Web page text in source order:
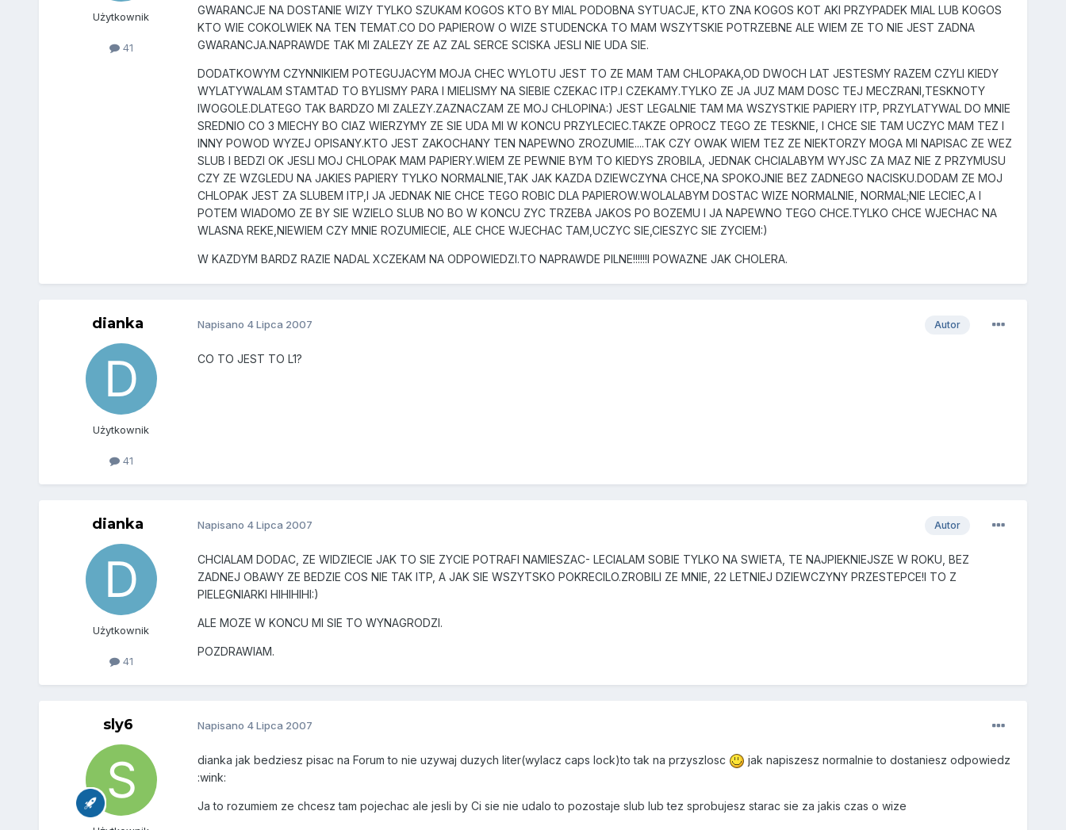
Użytkownik
41
GWARANCJE NA DOSTANIE WIZY TYLKO SZUKAM KOGOS KTO BY MIAL PODOBNA SYTUACJE, KTO ZNA KOGOS KOT AKI PRZYPADEK MIAL LUB KOGOS
KTO WIE COKOLWIEK NA TEN TEMAT.CO DO PAPIEROW O WIZE STUDENCKA TO MAM WSZYTSKIE POTRZEBNE ALE WIEM ZE TO NIE JEST ZADNA
GWARANCJA.NAPRAWDE TAK MI ZALEZY ZE AZ ZAL SERCE SCISKA JESLI NIE UDA SIE.
DODATKOWYM CZYNNIKIEM POTEGUJACYM MOJA CHEC WYLOTU JEST TO ZE MAM TAM CHLOPAKA,OD DWOCH LAT JESTESMY RAZEM CZYLI KIEDY
WYLATYWALAM STAMTAD TO BYLISMY PARA I MIELISMY NA SIEBIE CZEKAC ITP.I CZEKAMY.TYLKO ZE JA JUZ MAM DOSC TEJ MECZRANI,TESKNOTY
IWOGOLE.DLATEGO TAK BARDZO MI ZALEZY.ZAZNACZAM ZE MOJ CHLOPINA:) JEST LEGALNIE TAM MA WSZYSTKIE PAPIERY ITP, PRZYLATYWAL DO MNIE
SREDNIO CO 3 MIECHY BO CIAZ WIERZYMY ZE SIE UDA MI W KONCU PRZYLECIEC.TAKZE OPROCZ TEGO ZE TESKNIE, I CHCE SIE TAM UCZYC MAM TEZ I
INNY POWOD WYZEJ OPISANY.KTO JEST ZAKOCHANY TEN NAPEWNO ZROZUMIE....TAK CZY OWAK WIEM TEZ ZE NIEKTORZY MOGA MI NAPISAC ZE WEZ
SLUB I BEDZI OK JESLI MOJ CHLOPAK MAM PAPIERY.WIEM ZE PEWNIE BYM TO KIEDYS ZROBILA, JEDNAK CHCIALABYM WYJSC ZA MAZ NIE Z PRZYMUSU
CZY ZE WZGLEDU NA JAKIES PAPIERY TYLKO NORMALNIE,TAK JAK KAZDA DZIEWCZYNA CHCE,NA SPOKOJNIE BEZ ZADNEGO NACISKU.DODAM ZE MOJ
CHLOPAK JEST ZA SLUBEM ITP,I JA JEDNAK NIE CHCE TEGO ROBIC DLA PAPIEROW.WOLALABYM DOSTAC WIZE NORMALNIE, NORMAL;NIE LECIEC,A I
POTEM WIADOMO ZE BY SIE WZIELO SLUB NO BO W KONCU ZYC TRZEBA JAKOS PO BOZEMU I JA NAPEWNO TEGO CHCE.TYLKO CHCE WJECHAC NA
WLASNA REKE,NIEWIEM CZY MNIE ROZUMIECIE, ALE CHCE WJECHAC TAM,UCZYC SIE,CIESZYC SIE ZYCIEM:)
W KAZDYM BARDZ RAZIE NADAL XCZEKAM NA ODPOWIEDZI.TO NAPRAWDE PILNE!!!!!!I POWAZNE JAK CHOLERA.
dianka
Użytkownik
41
Autor
Napisano 4 Lipca 2007
CO TO JEST TO L1?
dianka
Użytkownik
41
Autor
Napisano 4 Lipca 2007
CHCIALAM DODAC, ZE WIDZIECIE JAK TO SIE ZYCIE POTRAFI NAMIESZAC- LECIALAM SOBIE TYLKO NA SWIETA, TE NAJPIEKNIEJSZE W ROKU, BEZ
ZADNEJ OBAWY ZE BEDZIE COS NIE TAK ITP, A JAK SIE WSZYTSKO POKRECILO.ZROBILI ZE MNIE, 22 LETNIEJ DZIEWCZYNY PRZESTEPCE!I TO Z
PIELEGNIARKI HIHIHIHI:)
ALE MOZE W KONCU MI SIE TO WYNAGRODZI.
POZDRAWIAM.
sly6 Napisano 4 Lipca 2007
dianka jak bedziesz pisac na Forum to nie uzywaj duzych liter(wylacz caps lock)to tak na przyszlosc
jak napiszesz normalnie to dostaniesz odpowiedz
:wink:
Ja to rozumiem ze chcesz tam pojechac ale jesli by Ci sie nie udalo to pozostaje slub lub tez sprobujesz starac sie za jakis czas o wize